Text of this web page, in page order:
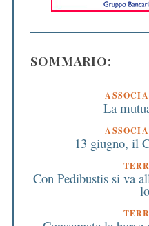
SOMMARIO:
La
13 giugno, il
Con Pedibustis si va